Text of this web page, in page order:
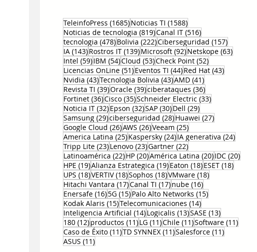
TeleinfoPress (1685)1685 entradas
Noticias TI (1588)1588 entradas
Noticias de tecnologia (819)819 entradas
Canal IT (516)516 entradas
tecnologia (478)478 entradas
Bolivia (222)222 entradas
Ciberseguridad (157)157
IA (143)143 entradas
Rostros IT (139)139 entradas
Microsoft (92)92 entradas
Netskope (63)63
Intel (59)59 entradas
IBM (54)54 entradas
Cloud (53)53 entradas
Check Point (52)52 entradas
Licencias OnLine (51)51 entradas
Eventos TI (44)44 entradas
Red Hat (43)43
Nvidia (43)43 entradas
Tecnologia Bolivia (43)43 entradas
AMD (41)41 entradas
Revista TI (39)39 entradas
Oracle (39)39 entradas
ciberataques (36)36 entradas
Fortinet (36)36 entradas
Cisco (35)35 entradas
Schneider Electric (33)33 entradas
Noticia IT (32)32 entradas
Epson (32)32 entradas
SAP (30)30 entradas
Dell (29)29 entradas
Samsung (29)29 entradas
ciberseguridad (28)28 entradas
Huawei (27)27 entradas
Google Cloud (26)26 entradas
AWS (26)26 entradas
Veeam (25)25 entradas
America Latina (25)25 entradas
Kaspersky (24)24 entradas
IA generativa (24)24
Tripp Lite (23)23 entradas
Lenovo (23)23 entradas
Gartner (22)22 entradas
Latinoamérica (22)22 entradas
HP (20)20 entradas
América Latina (20)20 entradas
IDC (20)20
HPE (19)19 entradas
Alianza Estrategica (19)19 entradas
Eaton (18)18 entradas
ESET (18)18
UPS (18)18 entradas
VERTIV (18)18 entradas
Sophos (18)18 entradas
VMware (18)18 entradas
Hitachi Vantara (17)17 entradas
Canal TI (17)17 entradas
nube (16)16 entradas
Enersafe (16)16 entradas
5G (15)15 entradas
Palo Alto Networks (15)15 entradas
Kodak Alaris (15)15 entradas
Telecomunicaciones (14)14 entradas
Inteligencia Artificial (14)14 entradas
Logicalis (13)13 entradas
SASE (13)13
180 (12)12 entradas
productos (11)11 entradas
LG (11)11 entradas
Chile (11)11 entradas
Software (11)11
Caso de Éxito (11)11 entradas
TD SYNNEX (11)11 entradas
Salesforce (11)11
ASUS (11)11 entradas